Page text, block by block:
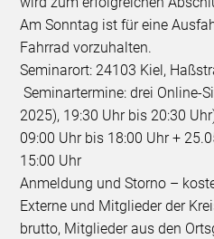
Am Sonntag ist für eine
Fahrrad vorzuhalten.
Seminarort: 24103 Kiel,
Seminartermine: drei Online-
2025), 19:30 Uhr bis 20:30
09:00 Uhr bis 18:00 Uhr +
15:00 Uhr
Anmeldung und Storno –
Externe und Mitglieder der
brutto, Mitglieder aus den